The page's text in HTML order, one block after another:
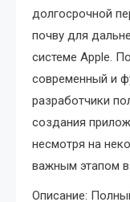
долгосрочной
почву для
системе Apple.
современный и
разработчики
создания
несмотря на
важным этапом в
Описание: